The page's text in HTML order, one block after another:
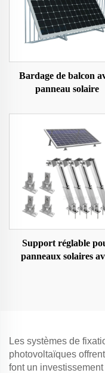
Bardage de balcon
panneau solaire
Support réglable
panneaux solaires
Les systèmes de
photovoltaïques
font un